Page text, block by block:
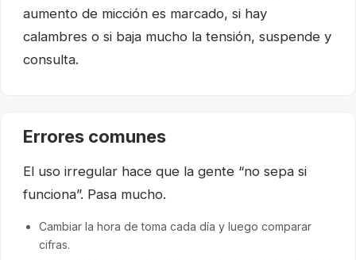
aumento de micción es marcado, si hay
calambres o si baja mucho la tensión, suspende y
consulta.
Errores comunes
El uso irregular hace que la gente “no sepa si
funciona”. Pasa mucho.
Cambiar la hora de toma cada día y luego comparar
cifras.